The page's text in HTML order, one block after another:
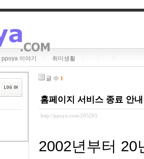
ppoya 이야기 취미생활
글 수 1
홈페이지 서비스 종료 안내
http://ppoya.com/205265
2002년부터 20